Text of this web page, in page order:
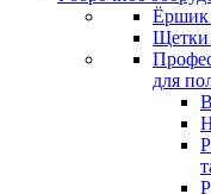
Ёршик
Щетки
для